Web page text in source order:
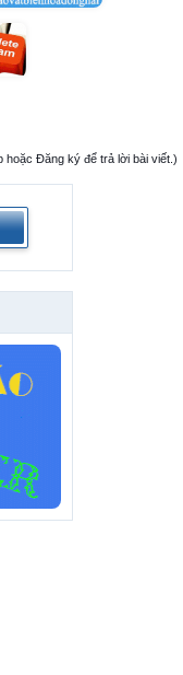
hoặc Đăng ký để trả lời bài viết.)